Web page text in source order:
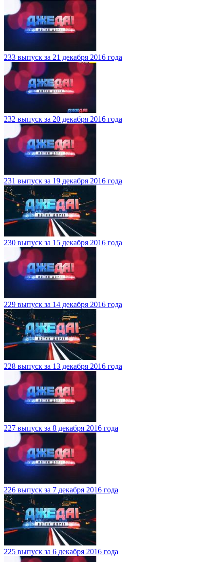
233 выпуск за 21 декабря 2016 года
232 выпуск за 20 декабря 2016 года
231 выпуск за 19 декабря 2016 года
230 выпуск за 15 декабря 2016 года
229 выпуск за 14 декабря 2016 года
228 выпуск за 13 декабря 2016 года
227 выпуск за 8 декабря 2016 года
226 выпуск за 7 декабря 2016 года
225 выпуск за 6 декабря 2016 года